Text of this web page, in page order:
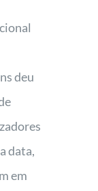
deu
data,
em